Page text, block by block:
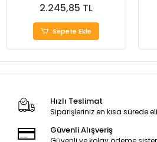
2.245,85 TL
Sepete Ekle
Hızlı Teslimat
Siparişleriniz en kısa sürede
Güvenli Alışveriş